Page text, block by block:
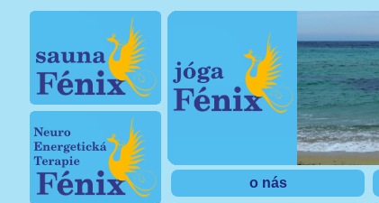
o nás